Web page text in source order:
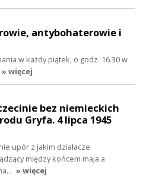
antybohaterowie i
w każdy piątek, o godz. 16.30 w
» więcej
bez niemieckich
Gryfa. 4 lipca 1945
upór z jakim działacze
między końcem maja a
» więcej